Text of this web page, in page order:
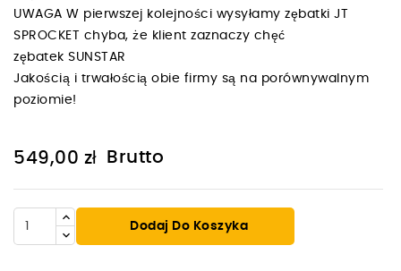
UWAGA W pierwszej kolejności wysyłamy zębatki JT
SPROCKET chyba, że klient zaznaczy chęć
zębatek SUNSTAR
Jakością i trwałością obie firmy są na porównywalnym
poziomie!
549,00 zł Brutto
Dodaj Do Koszyka